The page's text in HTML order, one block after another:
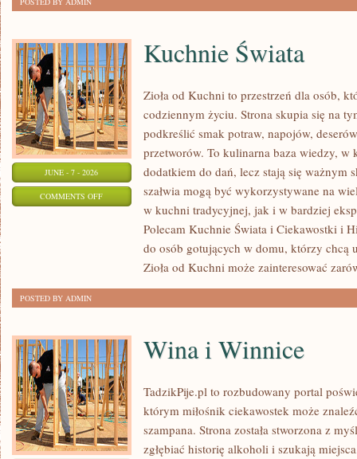
JUNE - 7 - 2026
COMMENTS OFFON
Kuchnie Świata
Zioła od Kuchni to przestrzeń dla osób,
codziennym życiu. Strona skupia się na
podkreślić smak potraw, napojów,
przetworów. To kulinarna baza wiedzy, w
dodatkiem do dań, lecz stają się ważnym
szałwia mogą być wykorzystywane na
w kuchni tradycyjnej, jak i w bardziej
Polecam Kuchnie Świata i Ciekawostki i
do osób gotujących w domu, którzy chcą
Zioła od Kuchni może zainteresować
POSTED BY ADMIN
Wina i Winnice
TadzikPije.pl to rozbudowany portal
którym miłośnik ciekawostek może
szampana. Strona została stworzona z
zgłębiać historię alkoholi i szukają